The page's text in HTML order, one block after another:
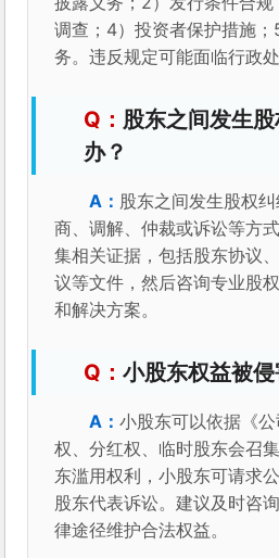
调查；4）投资者保护措施
务。违反规定可能面临行政
股东之间发生
办？
股东之间发生股权
商、调解、仲裁或诉讼等方
集相关证据，包括股东协议
议等文件，然后咨询专业股
和解决方案。
小股东权益被
小股东可以依据《
权、分红权、临时股东会召
东滥用权利，小股东可请求
股东代表诉讼。建议及时咨
律途径维护合法权益。